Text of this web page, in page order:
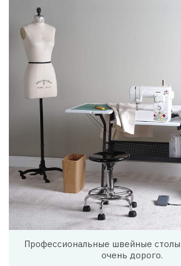
Профессиональные швейные столы
очень дорого.